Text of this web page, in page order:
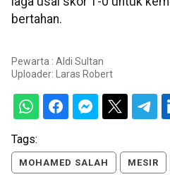
bertahan.
Pewarta : Aldi Sultan
Uploader: Laras Robert
Tags:
MOHAMED SALAH MESIR